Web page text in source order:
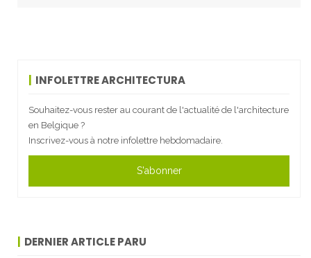
INFOLETTRE ARCHITECTURA
Souhaitez-vous rester au courant de l'actualité de l'architecture
en Belgique ?
Inscrivez-vous à notre infolettre hebdomadaire.
S'abonner
DERNIER ARTICLE PARU